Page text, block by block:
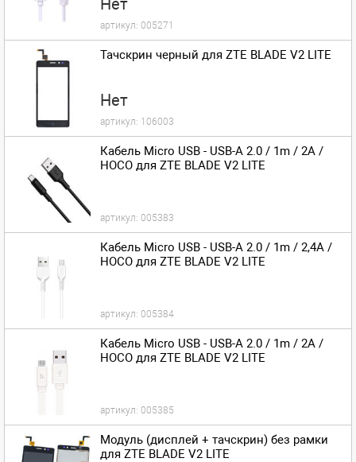
Нет
артикул: 005271
Тачскрин черный для ZTE BLADE V2 LITE
Нет
артикул: 106003
Кабель Micro USB - USB-A 2.0 / 1m / 2A /
HOCO для ZTE BLADE V2 LITE
артикул: 005383
Кабель Micro USB - USB-A 2.0 / 1m / 2,4A /
HOCO для ZTE BLADE V2 LITE
артикул: 005384
Кабель Micro USB - USB-A 2.0 / 1m / 2A /
HOCO для ZTE BLADE V2 LITE
артикул: 005385
Модуль (дисплей + тачскрин) без рамки
для ZTE BLADE V2 LITE